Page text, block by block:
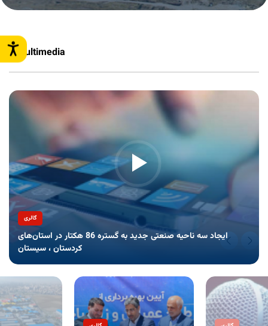
Goals
Jul 26 2023
Stagnant lands which are reclaimed
Jul 25 2023
The main carried out activities
Jul 25 2023
Multimedia
گالری
ایجاد سه ناحیه صنعتی جدید به گستره 86 هکتار در استان‌های
کردستان ، سیستان